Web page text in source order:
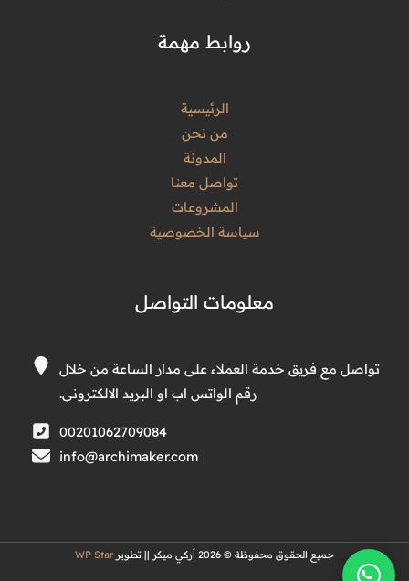
روابط مهمة
الرئيسية
من نحن
المدونة
تواصل معنا
المشروعات
سياسة الخصوصية
معلومات التواصل
تواصل مع فريق خدمة العملاء على مدار الساعة من خلال
رقم الواتس اب او البريد الالكترونى.
00201062709084
info@archimaker.com
جميع الحقوق محفوظة © 2026 أركي ميكر || تطوير WP Star